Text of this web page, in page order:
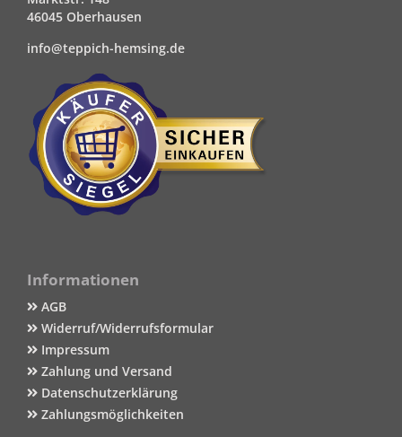
46045 Oberhausen
info@teppich-hemsing.de
Informationen
AGB
Widerruf/Widerrufsformular
Impressum
Zahlung und Versand
Datenschutzerklärung
Zahlungsmöglichkeiten